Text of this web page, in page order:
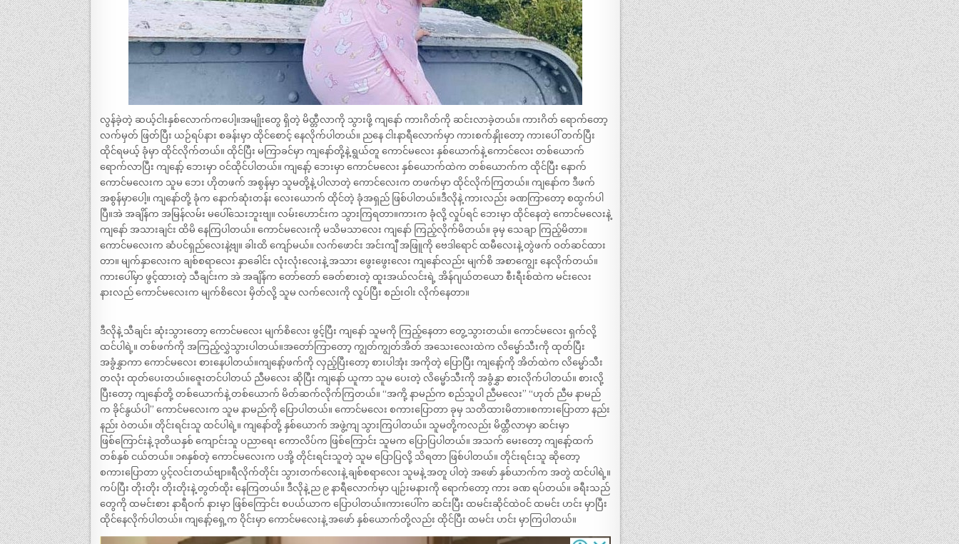
လွန်ခဲ့တဲ့ ဆယ့်ငါးနှစ်လောက်ကပေါ့။အမျိုးတွေ ရှိတဲ့ မိထ္တီလာကို သွားဖို့ ကျနော် ကားဂိတ်ကို ဆင်းလာခဲ့တယ်။ ကားဂိတ် ရောက်တော့
လက်မှတ် ဖြတ်ပြီး ယဉ်ရပ်နား စခန်းမှာ ထိုင်စောင့် နေလိုက်ပါတယ်။ ညနေ ငါးနာရီလောက်မှာ ကားစက်နှိုးတော့ ကားပေါ် တက်ပြီး
ထိုင်ရမယ့် ခုံမှာ ထိုင်လိုက်တယ်။ ထိုင်ပြီး မကြာခင်မှာ ကျနော်တို့နဲ့ ရွယ်တူ ကောင်မလေး နှစ်ယောက်နဲ့ ကောင်လေး တစ်ယောက်
ရောက်လာပြီး ကျနော့် ဘေးမှာ ဝင်ထိုင်ပါတယ်။ ကျနော့် ဘေးမှာ ကောင်မလေး နှစ်ယောက်ထဲက တစ်ယောက်က ထိုင်ပြီး နောက်
ကောင်မလေးက သူမ ဘေး ဟိုတဖက် အစွန်မှာ သူမတို့နဲ့ ပါလာတဲ့ ကောင်လေးက တဖက်မှာ ထိုင်လိုက်ကြတယ်။ ကျနော်က ဒီဖက်
အစွန်မှာပေါ့။ ကျနော်တို့ ခုံက နောက်ဆုံးတန်း လေးယောက် ထိုင်တဲ့ ခုံအရှည် ဖြစ်ပါတယ်။ဒီလိုနဲ့ ကားလည်း ခဏကြာတော့ စထွက်ပါ
ပြီ။အဲ အချိန်က အမြန်လမ်း မပေါ်သေးဘူးဗျ။ လမ်းဟောင်းက သွားကြရတာ။ကားက ခုံလို့ လှုပ်ရင် ဘေးမှာ ထိုင်နေတဲ့ ကောင်မလေးနဲ့
ကျနော် အသားချင်း ထိမိ နေကြပါတယ်။ ကောင်မလေးကို မသိမသာလေး ကျနော် ကြည့်လိုက်မိတယ်။ ခုမှ သေချာ ကြည့်မိတာ။
ကောင်မလေးက ဆံပင်ရှည်လေးနဲ့ဗျ။ ခါးထိ ကျော်မယ်။ လက်ဖောင်း အင်းကျီ အဖြူကို ဗေဒါရောင် ထမီလေးနဲ့ တွဲဖက် ဝတ်ဆင်ထား
တာ။ မျက်နှာလေးက ချစ်စရာလေး နှာခေါင်း လုံးလုံးလေးနဲ့ အသား ဖွေးဖွေးလေး ကျနော်လည်း မျက်စိ အစာကျွေး နေလိုက်တယ်။
ကားပေါ်မှာ ဖွင့်ထားတဲ့ သီချင်းက အဲ အချိန်က တော်တော် ခေတ်စားတဲ့ ထူးအယ်လင်းရဲ့ အိန်ဂျယ်တယော စီးရီးစ်ထဲက မင်းလေး
နားလည် ကောင်မလေးက မျက်စိလေး မှိတ်လို့ သူမ လက်လေးကို လှုပ်ပြီး စည်းဝါး လိုက်နေတာ။
ဒီလိုနဲ့ သီချင်း ဆုံးသွားတော့ ကောင်မလေး မျက်စိလေး ဖွင့်ပြီး ကျနော် သူမကို ကြည့်နေတာ တွေ့သွားတယ်။ ကောင်မလေး ရှက်လို့
ထင်ပါရဲ့။ တစ်ဖက်ကို အကြည့်လွှဲသွားပါတယ်။အတော်ကြာတော့ ကျွတ်ကျွတ်အိတ် အသေးလေးထဲက လိမ္မော်သီးကို ထုတ်ပြီး
အခွံနွှာကာ ကောင်မလေး စားနေပါတယ်။ကျနော့်ဖက်ကို လှည့်ပြီးတော့ စားပါအုံး အကိုတဲ့ ပြောပြီး ကျနော့်ကို အိတ်ထဲက လိမ္မော်သီး
တလုံး ထုတ်ပေးတယ်။ဇေူးတင်ပါတယ် ညီမလေး ဆိုပြီး ကျနော် ယူကာ သူမ ပေးတဲ့ လိမ္မော်သီးကို အခွံနွှာ စားလိုက်ပါတယ်။ စားလို့
ပြီးတော့ ကျနော်တို့ တစ်ယောက်နဲ့ တစ်ယောက် မိတ်ဆက်လိုက်ကြတယ်။ “အကို့ နာမည်က စည်သူပါ ညီမလေး” “ဟုတ် ညီမ နာမည်
က ခိုင်နွယ်ပါ” ကောင်မလေးက သူမ နာမည်ကို ပြောပါတယ်။ ကောင်မလေး စကားပြောတာ ခုမှ သတိထားမိတာ။စကားပြောတာ နည်း
နည်း ဝဲတယ်။ တိုင်းရင်းသူ ထင်ပါရဲ့။ ကျနော်တို့ နှစ်ယောက် အဖွဲ့ကျ သွားကြပါတယ်။ သူမတို့ကလည်း မိထ္တီလာမှာ ဆင်းမှာ
ဖြစ်ကြောင်းနဲ့ ဒုတိယနှစ် ကျောင်းသူ ပညာရေး ကောလိပ်က ဖြစ်ကြောင်း သူမက ပြောပြပါတယ်။ အသက် မေးတော့ ကျနော့်ထက်
တစ်နှစ် ငယ်တယ်။ ၁၈နှစ်တဲ့ ကောင်မလေးက ပအို့ တိုင်းရင်းသူတဲ့ သူမ ပြောပြလို့ သိရတာ ဖြစ်ပါတယ်။ တိုင်းရင်းသူ ဆိုတော့
စကားပြောတာ ပွင့်လင်းတယ်ဗျာ။ရီလိုက်တိုင်း သွားတက်လေးနဲ့ ချစ်စရာလေး သူမနဲ့ အတူ ပါတဲ့ အဖော် နှစ်ယာက်က အတွဲ ထင်ပါရဲ့။
ကပ်ပြီး တိုးတိုး တိုးတိုးနဲ့ တွတ်ထိုး နေကြတယ်။ ဒီလိုနဲ့ ည ၉ နာရီလောက်မှာ ပျဉ်းမနားကို ရောက်တော့ ကား ခဏ ရပ်တယ်။ ခရီးသည်
တွေကို ထမင်းစား နာရီဝက် နားမှာ ဖြစ်ကြောင်း စပယ်ယာက ပြောပါတယ်။ကားပေါ်က ဆင်းပြီး ထမင်းဆိုင်ထဲဝင် ထမင်း ဟင်း မှာပြီး
ထိုင်နေလိုက်ပါတယ်။ ကျနော့်ရှေ့က ဝိုင်းမှာ ကောင်မလေးနဲ့ အဖော် နှစ်ယောက်တို့လည်း ထိုင်ပြီး ထမင်း ဟင်း မှာကြပါတယ်။